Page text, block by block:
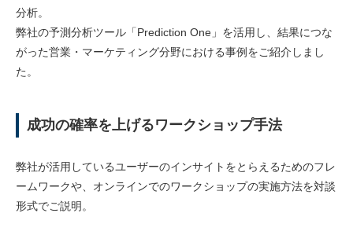
分析。
弊社の予測分析ツール「Prediction One」を活用し、結果につな
がった営業・マーケティング分野における事例をご紹介しまし
た。
成功の確率を上げるワークショップ手法
弊社が活用しているユーザーのインサイトをとらえるためのフレ
ームワークや、オンラインでのワークショップの実施方法を対談
形式でご説明。